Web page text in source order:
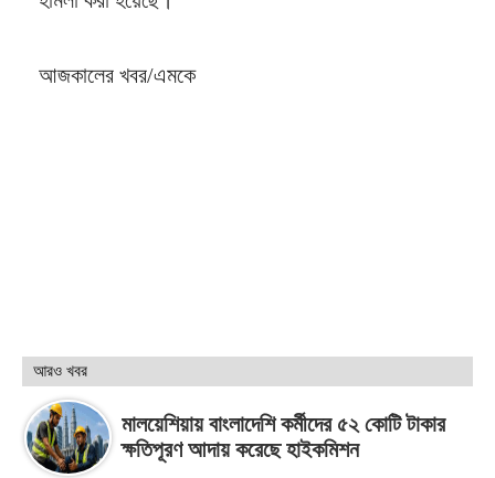
আজকালের খবর/এমকে
আরও খবর
মালয়েশিয়ায় বাংলাদেশি কর্মীদের ৫২ কোটি টাকার
ক্ষতিপূরণ আদায় করেছে হাইকমিশন